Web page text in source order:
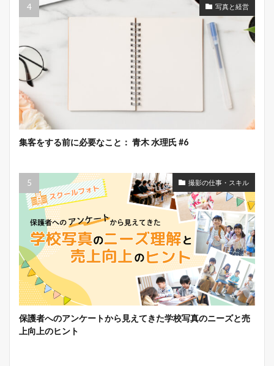
写真と経営
集客をする前に必要なこと： 青木 水理氏 #6
撮影の仕事・スキル
保護者へのアンケートから見えてきた学校写真のニーズと売
上向上のヒント